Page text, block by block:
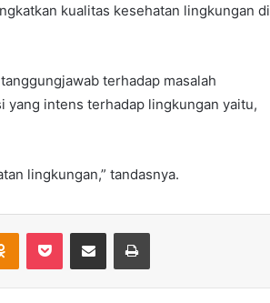
kualitas kesehatan lingkungan di
terhadap masalah
yang intens terhadap lingkungan yaitu,
lingkungan,” tandasnya.
Odnoklassniki
Pocket Share via Email Print